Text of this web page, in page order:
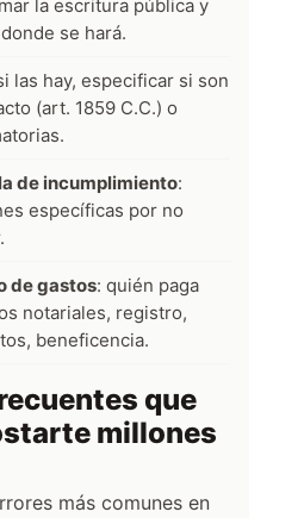
la escritura pública y
se hará.
las hay, especificar si son
(art. 1859 C.C.) o
de incumplimiento:
específicas por no
de gastos: quién paga
notariales, registro,
beneficencia.
que
millones
más comunes en